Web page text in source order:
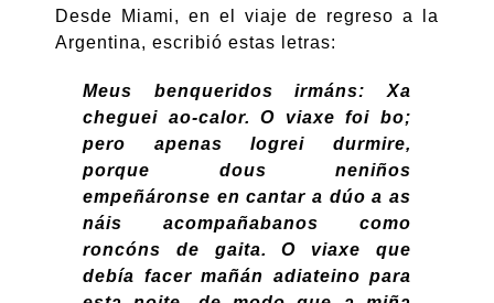
Desde Miami, en el viaje de regreso a la
Argentina, escribió estas letras:
Meus benqueridos irmáns: Xa
cheguei ao-calor. O viaxe foi bo;
pero apenas logrei durmire,
porque dous neniños
empeñáronse en cantar a dúo a as
náis acompañabanos como
roncóns de gaita. O viaxe que
debía facer mañán adiateino para